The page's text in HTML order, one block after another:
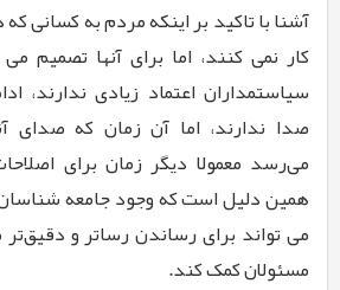
آشنا با تاکید بر اینکه مردم به کسانی
کار نمی کنند، اما برای آنها تصمیم
سیاستمداران اعتماد زیادی ندارند،
صدا ندارند، اما آن زمان که صدای
می‌رسد معمولا دیگر زمان برای
همین دلیل است که وجود جامعه شناسان
می تواند برای رساندن رساتر و
مسئولان کمک کند.